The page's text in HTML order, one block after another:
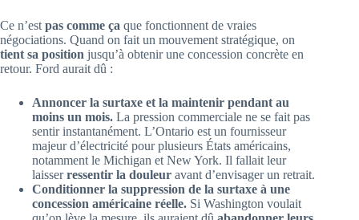
Ce n’est pas comme ça que fonctionnent de vraies
négociations. Quand on fait un mouvement stratégique, on
tient sa position jusqu’à obtenir une concession concrète en
retour. Ford aurait dû :
Annoncer la surtaxe et la maintenir pendant au
moins un mois. La pression commerciale ne se fait pas
sentir instantanément. L’Ontario est un fournisseur
majeur d’électricité pour plusieurs États américains,
notamment le Michigan et New York. Il fallait leur
laisserressentir la douleur avant d’envisager un retrait.
Conditionner la suppression de la surtaxe à une
concession américaine réelle. Si Washington voulait